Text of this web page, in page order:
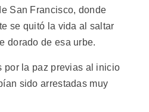
San Francisco, donde
se quitó la vida al saltar
dorado de esa urbe.
por la paz previas al inicio
sido arrestadas muy